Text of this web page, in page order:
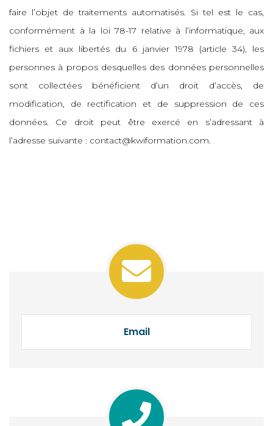
faire l’objet de traitements automatisés. Si tel est le cas,
conformément à la loi 78-17 relative à l’informatique, aux
fichiers et aux libertés du 6 janvier 1978 (article 34), les
personnes à propos desquelles des données personnelles
sont collectées bénéficient d’un droit d’accès, de
modification, de rectification et de suppression de ces
données. Ce droit peut être exercé en s’adressant à
l’adresse suivante : contact@kwiformation.com.
Email